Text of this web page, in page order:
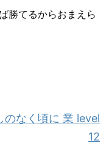
勝てるからおまえら
のなく頃に 業 level
12